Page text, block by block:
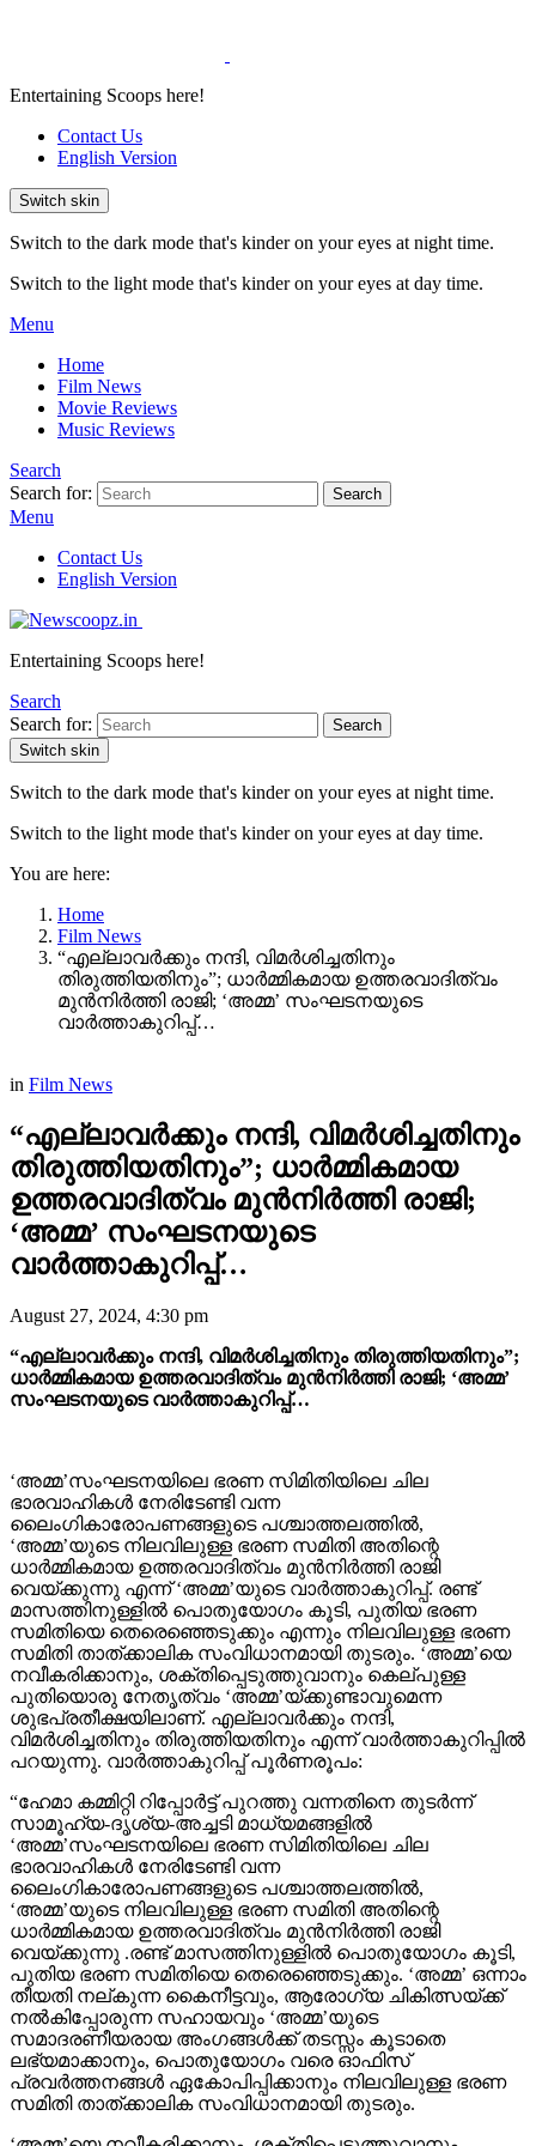
Entertaining Scoops here!
Contact Us
English Version
Switch skin
Switch to the dark mode that's kinder on your eyes at night time.
Switch to the light mode that's kinder on your eyes at day time.
Menu
Home
Film News
Movie Reviews
Music Reviews
Search
Search for:
Search
Menu
Contact Us
English Version
Entertaining Scoops here!
Search
Search for:
Search
Switch skin
Switch to the dark mode that's kinder on your eyes at night time.
Switch to the light mode that's kinder on your eyes at day time.
You are here:
Home
Film News
“എല്ലാവർക്കും നന്ദി, വിമർശിച്ചതിനും
തിരുത്തിയതിനും”; ധാർമ്മികമായ ഉത്തരവാദിത്വം
മുൻനിർത്തി രാജി; ‘അമ്മ’ സംഘടനയുടെ
വാർത്താകുറിപ്പ്…
in Film News
“എല്ലാവർക്കും നന്ദി, വിമർശിച്ചതിനും
തിരുത്തിയതിനും”; ധാർമ്മികമായ
ഉത്തരവാദിത്വം മുൻനിർത്തി രാജി;
‘അമ്മ’ സംഘടനയുടെ
വാർത്താകുറിപ്പ്…
August 27, 2024, 4:30 pm
“എല്ലാവർക്കും നന്ദി, വിമർശിച്ചതിനും തിരുത്തിയതിനും”;
ധാർമ്മികമായ ഉത്തരവാദിത്വം മുൻനിർത്തി രാജി; ‘അമ്മ’
സംഘടനയുടെ വാർത്താകുറിപ്പ്…
‘അമ്മ’സംഘടനയിലെ ഭരണ സിമിതിയിലെ ചില
ഭാരവാഹികൾ നേരിടേണ്ടി വന്ന
ലൈംഗികാരോപണങ്ങളുടെ പശ്ചാത്തലത്തിൽ,
‘അമ്മ’യുടെ നിലവിലുള്ള ഭരണ സമിതി അതിന്റെ
ധാർമ്മികമായ ഉത്തരവാദിത്വം മുൻനിർത്തി രാജി
വെയ്ക്കുന്നു എന്ന് ‘അമ്മ’യുടെ വാർത്താകുറിപ്പ്. രണ്ട്
മാസത്തിനുള്ളിൽ പൊതുയോഗം കൂടി, പുതിയ ഭരണ
സമിതിയെ തെരെഞ്ഞെടുക്കും എന്നും നിലവിലുള്ള ഭരണ
സമിതി താത്ക്കാലിക സംവിധാനമായി തുടരും. ‘അമ്മ’യെ
നവീകരിക്കാനും, ശക്തിപ്പെടുത്തുവാനും കെല്പുള്ള
പുതിയൊരു നേതൃത്വം ‘അമ്മ’യ്ക്കുണ്ടാവുമെന്ന
ശുഭപ്രതീക്ഷയിലാണ്. എല്ലാവർക്കും നന്ദി,
വിമർശിച്ചതിനും തിരുത്തിയതിനും എന്ന് വാർത്താകുറിപ്പിൽ
പറയുന്നു. വാർത്താകുറിപ്പ് പൂർണരൂപം:
“ഹേമാ കമ്മിറ്റി റിപ്പോർട്ട് പുറത്തു വന്നതിനെ തുടർന്ന്
സാമൂഹ്യ-ദൃശ്യ-അച്ചടി മാധ്യമങ്ങളിൽ
‘അമ്മ’സംഘടനയിലെ ഭരണ സിമിതിയിലെ ചില
ഭാരവാഹികൾ നേരിടേണ്ടി വന്ന
ലൈംഗികാരോപണങ്ങളുടെ പശ്ചാത്തലത്തിൽ,
‘അമ്മ’യുടെ നിലവിലുള്ള ഭരണ സമിതി അതിന്റെ
ധാർമ്മികമായ ഉത്തരവാദിത്വം മുൻനിർത്തി രാജി
വെയ്ക്കുന്നു .രണ്ട് മാസത്തിനുള്ളിൽ പൊതുയോഗം കൂടി,
പുതിയ ഭരണ സമിതിയെ തെരെഞ്ഞെടുക്കും. ‘അമ്മ’ ഒന്നാം
തീയതി നല്കുന്ന കൈനീട്ടവും, ആരോഗ്യ ചികിത്സയ്ക്ക്
നൽകിപ്പോരുന്ന സഹായവും ‘അമ്മ’യുടെ
സമാദരണീയരായ അംഗങ്ങൾക്ക് തടസ്സം കൂടാതെ
ലഭ്യമാക്കാനും, പൊതുയോഗം വരെ ഓഫിസ്
പ്രവർത്തനങ്ങൾ ഏകോപിപ്പിക്കാനും നിലവിലുള്ള ഭരണ
സമിതി താത്ക്കാലിക സംവിധാനമായി തുടരും.